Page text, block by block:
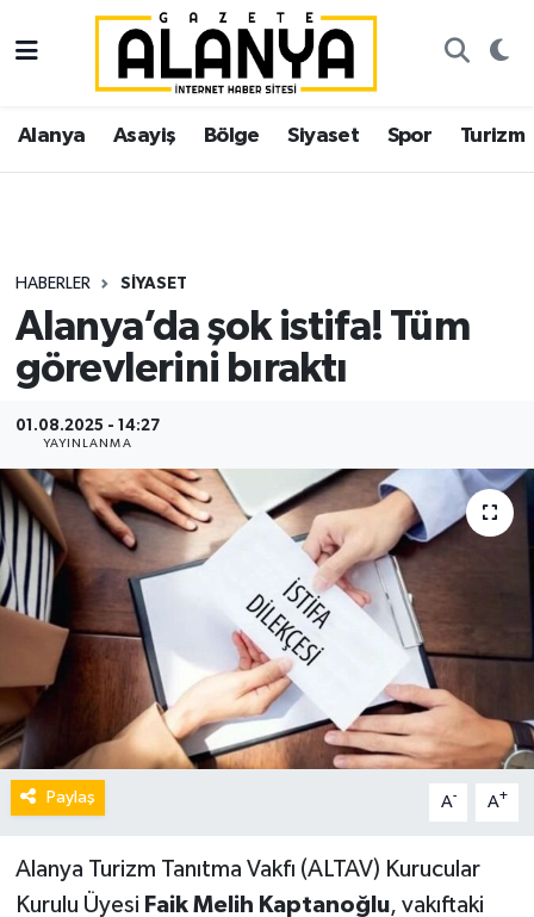
Alanya Asayiş Bölge Siyaset Spor Turizm
HABERLER SIYASET
Alanya’da şok istifa! Tüm
görevlerini bıraktı
01.08.2025 - 14:27
YAYINLANMA
Paylaş A- A+
Alanya Turizm Tanıtma Vakfı (ALTAV) Kurucular
Kurulu Üyesi Faik Melih Kaptanoğlu, vakıftaki
Alanya
Asayiş
Siyaset
Spor
Gazipaşa
İstanbul Nöbetçi Eczaneler
İstanbul Hava Durumu
Süper Lig Puan Durumu ve Fikstür
Tüm Manşetler